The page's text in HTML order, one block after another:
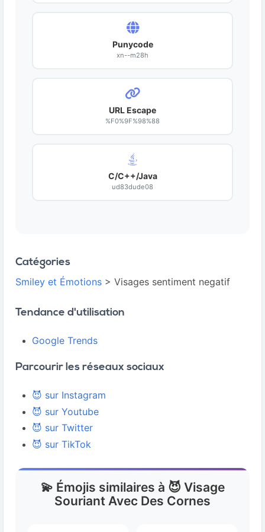
Punycode
xn--m28h
URL Escape
%F0%9F%98%88
C/C++/Java
ud83dude08
Catégories
Smiley et Émotions > Visages sentiment negatif
Tendance d'utilisation
Google Trends
Parcourir les réseaux sociaux
😈 sur Instagram
😈 sur Youtube
😈 sur Twitter
😈 sur TikTok
💫 Émojis similaires à 😈 Visage
Souriant Avec Des Cornes